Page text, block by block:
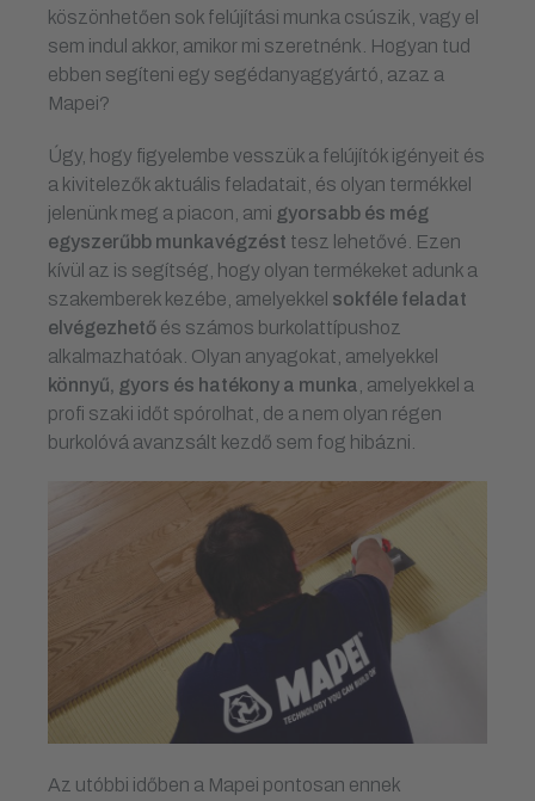
köszönhetően sok felújítási munka csúszik, vagy el
sem indul akkor, amikor mi szeretnénk. Hogyan tud
ebben segíteni egy segédanyaggyártó, azaz a
Mapei?
Úgy, hogy figyelembe vesszük a felújítók igényeit és
a kivitelezők aktuális feladatait, és olyan termékkel
jelenünk meg a piacon, ami gyorsabb és még
egyszerűbb munkavégzést tesz lehetővé. Ezen
kívül az is segítség, hogy olyan termékeket adunk a
szakemberek kezébe, amelyekkel sokféle feladat
elvégezhető és számos burkolattípushoz
alkalmazhatóak. Olyan anyagokat, amelyekkel
könnyű, gyors és hatékony a munka , amelyekkel a
profi szaki időt spórolhat, de a nem olyan régen
burkolóvá avanzsált kezdő sem fog hibázni.
Az utóbbi időben a Mapei pontosan ennek